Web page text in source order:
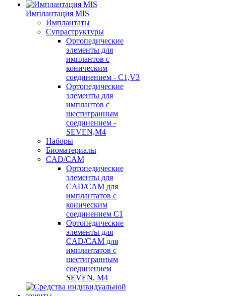
Имплантация MIS
Имплантаты
Супраструктуры
Ортопедические
элементы для
имплантов с
коническим
соединением - C1,V3
Ортопедические
элементы для
имплантов с
шестигранным
соединением -
SEVEN,M4
Наборы
Биоматериалы
CAD/CAM
Ортопедические
элементы для
CAD/CAM для
имплантатов с
коническим
соединением С1
Ортопедические
элементы для
CAD/CAM для
имплантатов с
шестигранным
соединением
SEVEN, М4